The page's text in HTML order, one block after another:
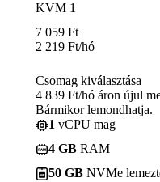
KVM 1
7 059 Ft
2 219 Ft/hó
Csomag kiválasztása
4 839 Ft/hó áron újul
Bármikor lemondhatja.
1 vCPU mag
4 GB RAM
50 GB NVMe